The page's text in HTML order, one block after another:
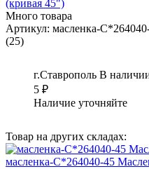
Много товара
Артикул: масленка-
(25)
г.Ставрополь В
5 ₽
Наличие уточняйте
Товар на других складах:
масленка-С*264040-45